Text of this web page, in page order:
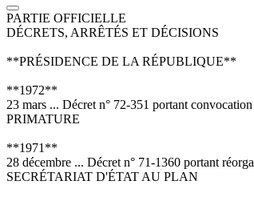
PARTIE OFFICIELLE
DÉCRETS, ARRÊTÉS ET DÉCISIONS
**PRÉSIDENCE DE LA RÉPUBLIQUE**
**1972**
23 mars ... Décret n° 72-351 portant
PRIMATURE
**1971**
28 décembre ... Décret n° 71-1360 portant
SECRÉTARIAT D'ÉTAT AU PLAN